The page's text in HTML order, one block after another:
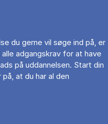
du gerne vil søge ind på, er
adgangskrav for at have
på uddannelsen. Start din
at du har al den